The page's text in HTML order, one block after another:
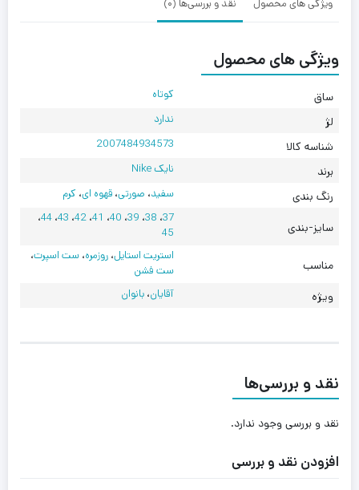
ویژگی های محصول نقد و بررسی‌ها (0)
ویژگی های محصول
ساق کوتاه
لژ ندارد
شناسه کالا 2007484934573
برند نایک Nike
رنگ بندی سفید، صورتی،قهوه ای، کرم
سایز-بندی
37، 38، 39، 40، 41،42، 43،44،
45
مناسب
استریت استایل،روزمره،ست اسپرت،
ست فشن
ویژه آقایان،بانوان
نقد و بررسی‌ها
نقد و بررسی وجود ندارد.
افزودن نقد و بررسی